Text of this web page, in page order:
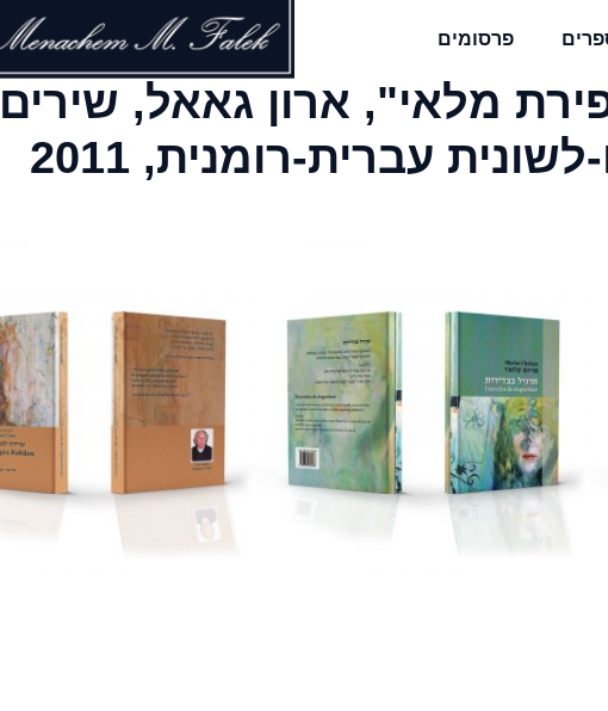
פרסומים
מלאי", ארון גאאל,
עברית-רומנית, 2011